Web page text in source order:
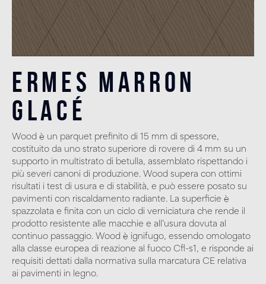
Ermes Marron
Glacé
Wood è un parquet prefinito di 15 mm di spessore,
costituito da uno strato superiore di rovere di 4 mm su un
supporto in multistrato di betulla, assemblato rispettando i
più severi canoni di produzione. Wood supera con ottimi
risultati i test di usura e di stabilità, e può essere posato su
pavimenti con riscaldamento radiante. La superficie è
spazzolata e finita con un ciclo di verniciatura che rende il
prodotto resistente alle macchie e all’usura dovuta al
continuo passaggio. Wood è ignifugo, essendo omologato
alla classe europea di reazione al fuoco Cfl-s1, e risponde ai
requisiti dettati dalla normativa sulla marcatura CE relativa
ai pavimenti in legno.